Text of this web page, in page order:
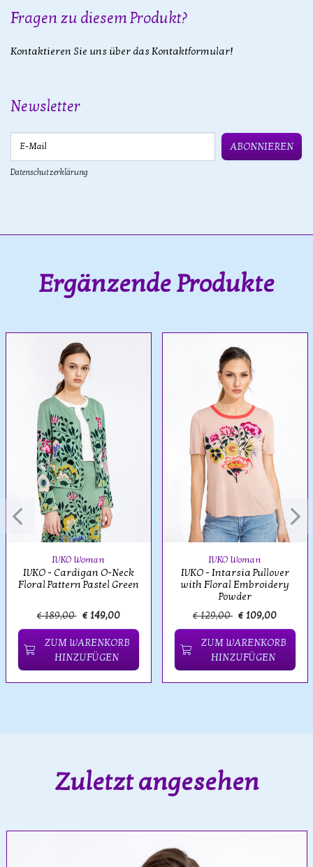
Fragen zu diesem Produkt?
Kontaktieren Sie uns über das Kontaktformular!
Newsletter
ABONNIEREN
Datenschutzerklärung
Ergänzende Produkte
IVKO Woman
IVKO - Cardigan O-Neck
Floral Pattern Pastel Green
€ 189,00 € 149,00
ZUM WARENKORB
HINZUFÜGEN
IVKO Woman
IVKO - Intarsia Pullover
with Floral Embroidery
Powder
€ 129,00 € 109,00
ZUM WARENKORB
HINZUFÜGEN
Zuletzt angesehen